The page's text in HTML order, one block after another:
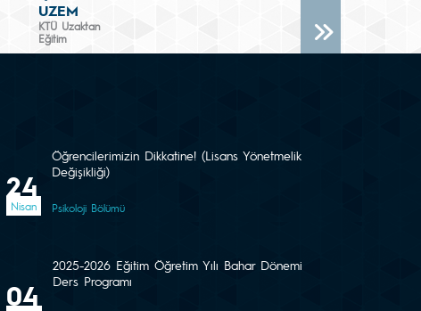
UZEM
KTÜ Uzaktan
Eğitim
24
Nisan
Öğrencilerimizin Dikkatine! (Lisans Yönetmelik
Değişikliği)
Psikoloji Bölümü
04
2025-2026 Eğitim Öğretim Yılı Bahar Dönemi
Ders Programı